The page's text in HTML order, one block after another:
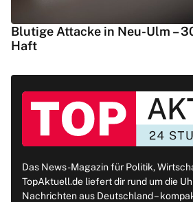
Blutige Attacke in Neu-Ulm –
Haft
Das News-Magazin für Politik,
TopAktuell.de liefert dir rund um die
Nachrichten aus Deutschland –